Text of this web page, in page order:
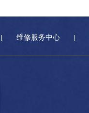
维修服务中心